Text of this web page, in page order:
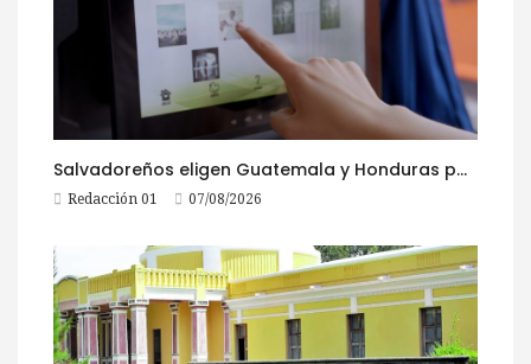
Salvadoreños eligen Guatemala y Honduras para viajar durante las Fiestas Agostinas
Redacción 01 07/08/2026